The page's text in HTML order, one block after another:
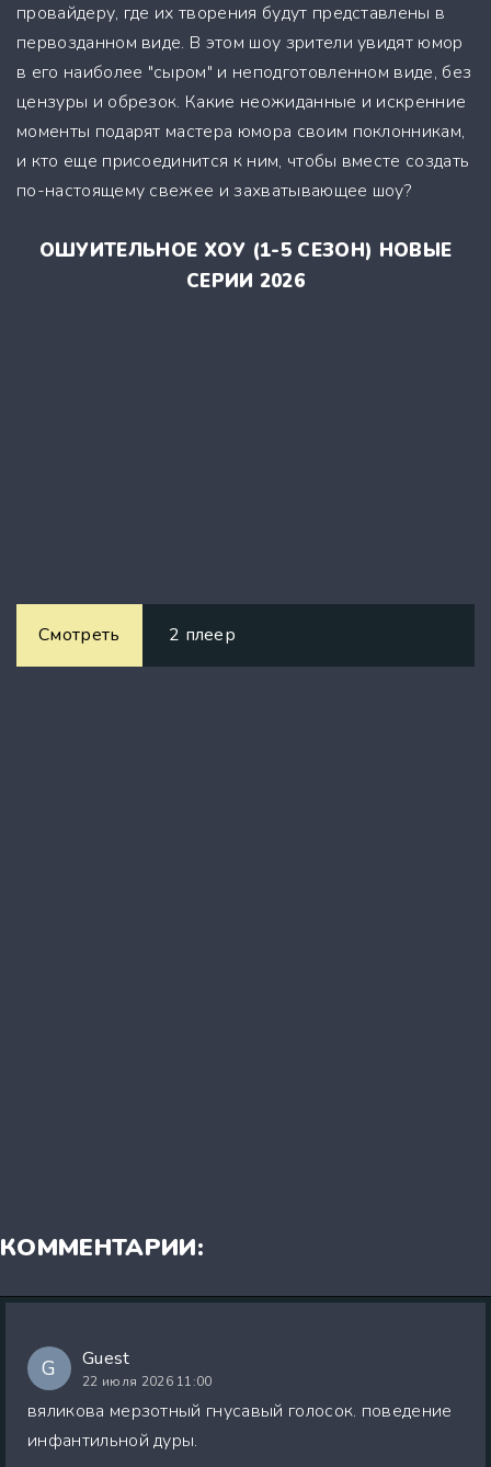
провайдеру, где их творения будут представлены в
первозданном виде. В этом шоу зрители увидят юмор
в его наиболее "сыром" и неподготовленном виде, без
цензуры и обрезок. Какие неожиданные и искренние
моменты подарят мастера юмора своим поклонникам,
и кто еще присоединится к ним, чтобы вместе создать
по-настоящему свежее и захватывающее шоу?
ОШУИТЕЛЬНОЕ ХОУ (1-5 СЕЗОН) НОВЫЕ
СЕРИИ 2026
Смотреть 2 плеер
КОММЕНТАРИИ:
G Guest
22 июля 2026 11:00
вяликова мерзотный гнусавый голосок. поведение
инфантильной дуры.